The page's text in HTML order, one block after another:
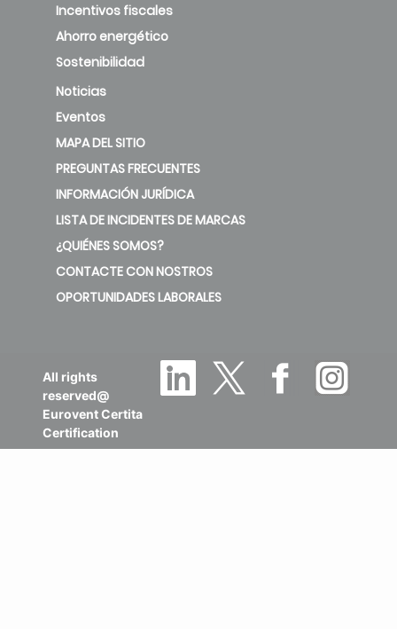
Incentivos fiscales
Ahorro energético
Sostenibilidad
Noticias
Eventos
MAPA DEL SITIO
PREGUNTAS FRECUENTES
INFORMACIÓN JURÍDICA
LISTA DE INCIDENTES DE MARCAS
¿QUIÉNES SOMOS?
CONTACTE CON NOSTROS
OPORTUNIDADES LABORALES
All rights
reserved@
Eurovent Certita
Certification